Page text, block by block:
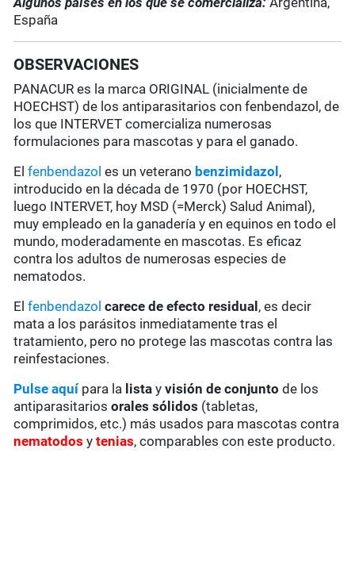
España
OBSERVACIONES
PANACUR es la marca ORIGINAL (inicialmente de
HOECHST) de los antiparasitarios con fenbendazol, de
los que INTERVET comercializa numerosas
formulaciones para mascotas y para el ganado.
Elfenbendazol es un veterano benzimidazol ,
introducido en la década de 1970 (por HOECHST,
luego INTERVET, hoy MSD (=Merck) Salud Animal),
muy empleado en la ganadería y en equinos en todo el
mundo, moderadamente en mascotas. Es eficaz
contra los adultos de numerosas especies de
nematodos.
Elfenbendazol carece de efecto residual , es decir
mata a los parásitos inmediatamente tras el
tratamiento, pero no protege las mascotas contra las
reinfestaciones.
Pulse aquípara la lista yvisión de conjunto de los
antiparasitariosorales sólidos (tabletas,
comprimidos, etc.) más usados para mascotas contra
nematodos ytenias, comparables con este producto.